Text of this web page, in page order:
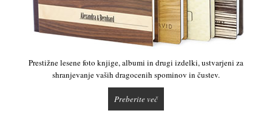
Prestižne lesene foto knjige, albumi in drugi izdelki, ustvarjeni za
shranjevanje vaših dragocenih spominov in čustev.
Preberite več